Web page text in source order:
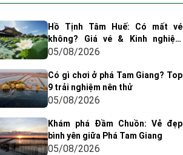
Hồ Tịnh Tâm Huế: Có mất vé
không? Giá vé & Kinh nghiệm
tham quan
05/08/2026
Có gì chơi ở phá Tam Giang? Top
9 trải nghiệm nên thử
05/08/2026
Khám phá Đầm Chuồn: Vẻ đẹp
bình yên giữa Phá Tam Giang
05/08/2026